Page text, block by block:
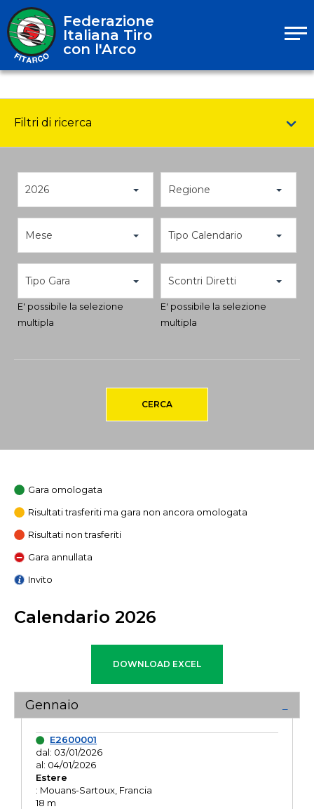
Federazione
Italiana Tiro
con l'Arco
Filtri di ricerca
2026 Regione
Mese Tipo Calendario
Tipo Gara
E' possibile la selezione
multipla
Scontri Diretti
E' possibile la selezione
multipla
CERCA
Gara omologata
Risultati trasferiti ma gara non ancora omologata
Risultati non trasferiti
Gara annullata
Invito
Calendario 2026
Gennaio
E2600001
dal: 03/01/2026
al: 04/01/2026
Estere
: Mouans-Sartoux, Francia
18 m